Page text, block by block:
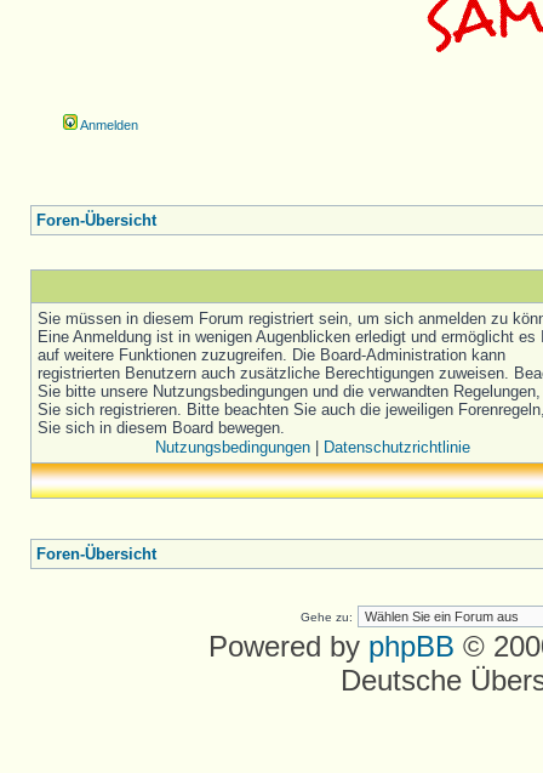
Anmelden
Foren-Übersicht
Sie müssen in diesem Forum registriert sein, um sich anmelden zu
Eine Anmeldung ist in wenigen Augenblicken erledigt und ermöglicht es
auf weitere Funktionen zuzugreifen. Die Board-Administration kann
registrierten Benutzern auch zusätzliche Berechtigungen zuweisen.
Sie bitte unsere Nutzungsbedingungen und die verwandten
Sie sich registrieren. Bitte beachten Sie auch die jeweiligen
Sie sich in diesem Board bewegen.
Nutzungsbedingungen| Datenschutzrichtlinie
Foren-Übersicht
Gehe zu:
Powered by phpBB ©
Deutsche